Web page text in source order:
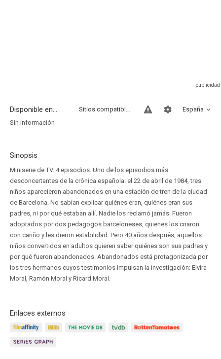
Disponible en... España
Sitios compatibles
Sin información
Sinopsis
Miniserie de TV. 4 episodios. Uno de los episodios más
desconcertantes de la crónica española: el 22 de abril de 1984, tres
niños aparecieron abandonados en una estación de tren de la ciudad
de Barcelona. No sabían explicar quiénes eran, quiénes eran sus
padres, ni por qué estaban allí. Nadie los reclamó jamás. Fueron
adoptados por dos pedagogos barceloneses, quienes los criaron
con cariño y les dieron estabilidad. Pero 40 años después, aquellos
niños convertidos en adultos quieren saber quiénes son sus padres y
por qué fueron abandonados. Abandonados está protagonizada por
los tres hermanos cuyos testimonios impulsan la investigación: Elvira
Moral, Ramón Moral y Ricard Moral.
Enlaces externos